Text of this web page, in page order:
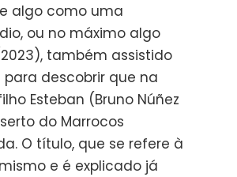
algo como uma
ou no máximo algo
também assistido
para descobrir que na
Esteban (Bruno Núñez
do Marrocos
O título, que se refere à
e é explicado já